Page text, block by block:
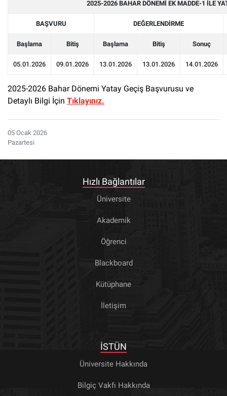
2025-2026 BAHAR DÖNEMİ EK MADDE-1 İLE
BAŞVURU DEĞERLENDİRME
Başlama Bitiş Başlama Bitiş Sonuç
05.01.2026 09.01.2026 13.01.2026 13.01.2026 14.01.2026
2025-2026 Bahar Dönemi Yatay Geçiş Başvurusu ve
Detaylı Bilgi İçin Tıklayınız.
05 Ocak 2026
Pazartesi
Hızlı Bağlantılar
Üniversite
Akademik
Öğrenci
Blackboard
Kütüphane
İletişim
İSTÜN
Üniversite Hakkında
Bilgiç Vakfı Hakkında